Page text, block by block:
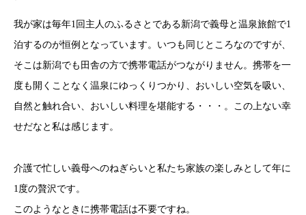
我が家は毎年1回主人のふるさとである新潟で義母と温泉旅館で1
泊するのが恒例となっています。いつも同じところなのですが、
そこは新潟でも田舎の方で携帯電話がつながりません。携帯を一
度も開くことなく温泉にゆっくりつかり、おいしい空気を吸い、
自然と触れ合い、おいしい料理を堪能する・・・。この上ない幸
せだなと私は感じます。
介護で忙しい義母へのねぎらいと私たち家族の楽しみとして年に
1度の贅沢です。
このようなときに携帯電話は不要ですね。